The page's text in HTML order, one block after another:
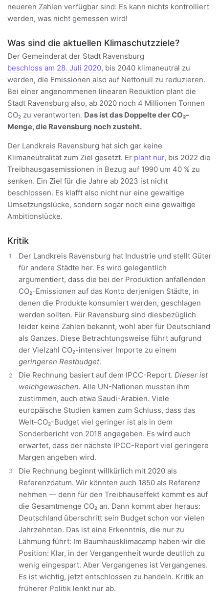
neueren Zahlen verfügbar sind: Es kann nichts kontrolliert
werden, was nicht gemessen wird!
Was sind die aktuellen Klimaschutzziele?
Der Gemeinderat der Stadt Ravensburg
beschloss am 28. Juli 2020, bis 2040 klimaneutral zu
werden, die Emissionen also auf Nettonull zu reduzieren.
Bei einer angenommenen linearen Reduktion plant die
Stadt Ravensburg also, ab 2020 noch 4 Millionen Tonnen
CO₂ zu verantworten. Das ist das Doppelte der CO₂-
Menge, die Ravensburg noch zusteht.
Der Landkreis Ravensburg hat sich gar keine
Klimaneutralität zum Ziel gesetzt. Er plant nur, bis 2022 die
Treibhausgasemissionen in Bezug auf 1990 um 40 % zu
senken. Ein Ziel für die Jahre ab 2023 ist nicht
beschlossen. Es klafft also nicht nur eine gewaltige
Umsetzungslücke, sondern sogar noch eine gewaltige
Ambitionslücke.
Kritik
Der Landkreis Ravensburg hat Industrie und stellt Güter
für andere Städte her. Es wird gelegentlich
argumentiert, dass die bei der Produktion anfallenden
CO₂-Emissionen auf das Konto derjenigen Städte, in
denen die Produkte konsumiert werden, geschlagen
werden sollten. Für Ravensburg sind diesbezüglich
leider keine Zahlen bekannt, wohl aber für Deutschland
als Ganzes. Diese Betrachtungsweise führt aufgrund
der Vielzahl CO₂-intensiver Importe zu einem
geringeren Restbudget.
Die Rechnung basiert auf dem IPCC-Report. Dieser ist
weichgewaschen. Alle UN-Nationen mussten ihm
zustimmen, auch etwa Saudi-Arabien. Viele
europäische Studien kamen zum Schluss, dass das
Welt-CO₂-Budget viel geringer ist als in dem
Sonderbericht von 2018 angegeben. Es wird auch
erwartet, dass der nächste IPCC-Report viel geringere
Margen angeben wird.
Die Rechnung beginnt willkürlich mit 2020 als
Referenzdatum. Wir könnten auch 1850 als Referenz
nehmen — denn für den Treibhauseffekt kommt es auf
die Gesamtmenge CO₂ an. Dann kommt aber heraus:
Deutschland überschritt sein Budget schon vor vielen
Jahrzehnten. Das ist eine Erkenntnis, die nur zu
Lähmung führt: Im Baumhausklimacamp haben wir die
Position: Klar, in der Vergangenheit wurde deutlich zu
wenig eingespart. Aber Vergangenes ist Vergangenes.
Es ist wichtig, jetzt entschlossen zu handeln. Kritik an
früherer Politik lenkt nur ab.